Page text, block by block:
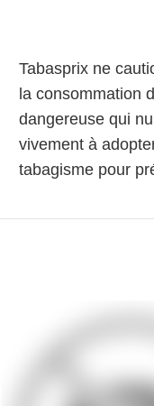
Tabasprix ne
la consommation
dangereuse qui
vivement à
tabagisme pour